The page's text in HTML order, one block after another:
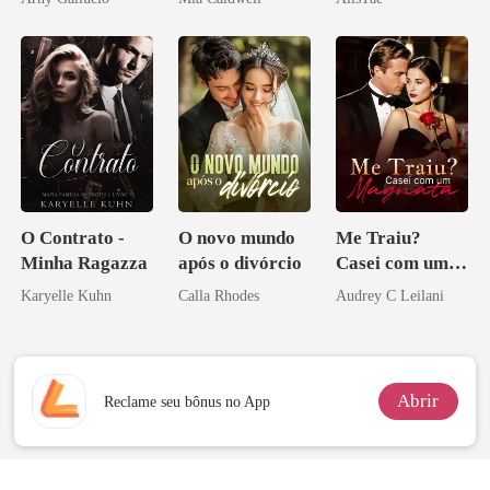
O Contrato -
Minha Ragazza
Karyelle Kuhn
O novo mundo
após o divórcio
Calla Rhodes
Me Traiu?
Casei com um
Magnata
Audrey C Leilani
Reclame seu bônus no App Abrir